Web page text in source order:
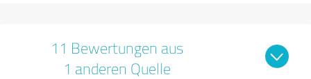
11 Bewertungen aus
1 anderen Quelle